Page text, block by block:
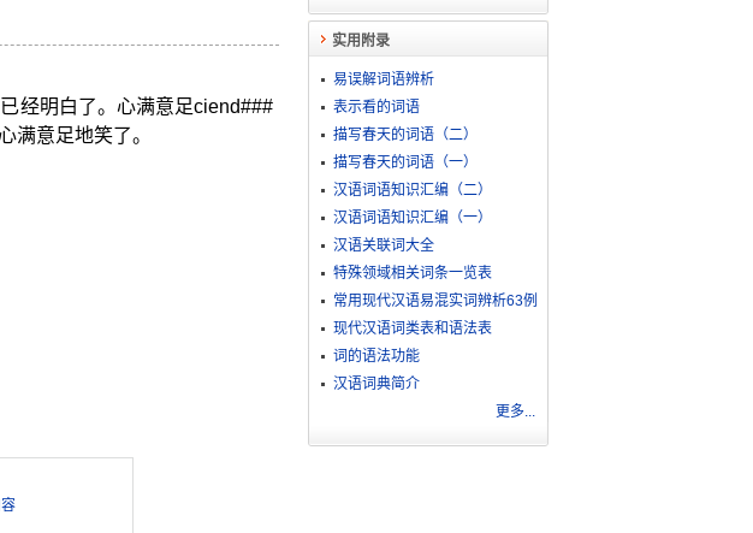
经明白了。心满意足ciend###
满意足地笑了。
实用附录
易误解词语辨析
表示看的词语
描写春天的词语（二）
描写春天的词语（一）
汉语词语知识汇编（二）
汉语词语知识汇编（一）
汉语关联词大全
特殊领域相关词条一览表
常用现代汉语易混实词辨析63例
现代汉语词类表和语法表
词的语法功能
汉语词典简介
更多...